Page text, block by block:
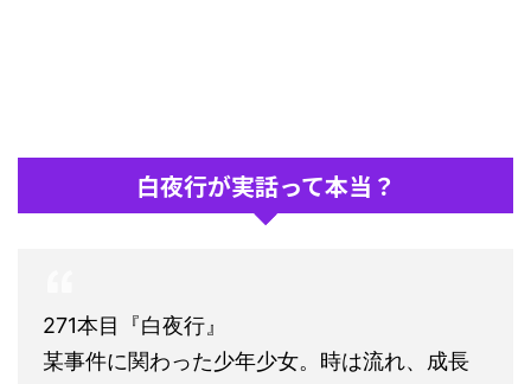
白夜行が実話って本当？
271本目『白夜行』
某事件に関わった少年少女。時は流れ、成長